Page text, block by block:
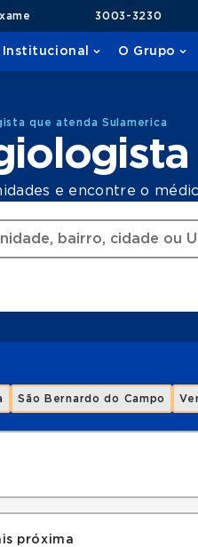
3003-3230
Institucional O Grupo
que atenda Sulamerica
e encontre o
São Bernardo do Campo
próxima